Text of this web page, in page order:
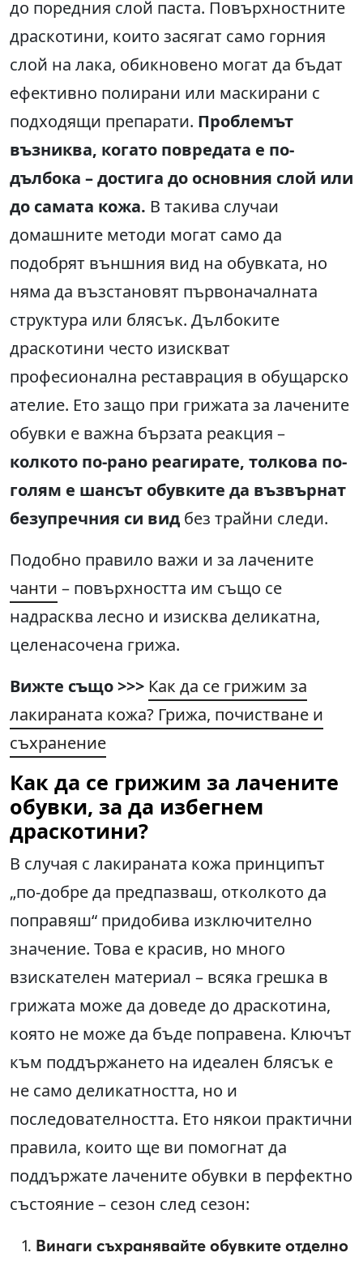
до поредния слой паста. Повърхностните
драскотини, които засягат само горния
слой на лака, обикновено могат да бъдат
ефективно полирани или маскирани с
подходящи препарати. Проблемът
възниква, когато повредата е по-
дълбока – достига до основния слой или
до самата кожа. В такива случаи
домашните методи могат само да
подобрят външния вид на обувката, но
няма да възстановят първоначалната
структура или блясък. Дълбоките
драскотини често изискват
професионална реставрация в обущарско
ателие. Ето защо при грижата за лачените
обувки е важна бързата реакция –
колкото по-рано реагирате, толкова по-
голям е шансът обувките да възвърнат
безупречния си вид без трайни следи.
Подобно правило важи и за лачените
чанти – повърхността им също се
надрасква лесно и изисква деликатна,
целенасочена грижа.
Вижте също >>> Как да се грижим за
лакираната кожа? Грижа, почистване и
съхранение
Как да се грижим за лачените
обувки, за да избегнем
драскотини?
В случая с лакираната кожа принципът
„по-добре да предпазваш, отколкото да
поправяш“ придобива изключително
значение. Това е красив, но много
взискателен материал – всяка грешка в
грижата може да доведе до драскотина,
която не може да бъде поправена. Ключът
към поддържането на идеален блясък е
не само деликатността, но и
последователността. Ето някои практични
правила, които ще ви помогнат да
поддържате лачените обувки в перфектно
състояние – сезон след сезон:
Винаги съхранявайте обувките отделно